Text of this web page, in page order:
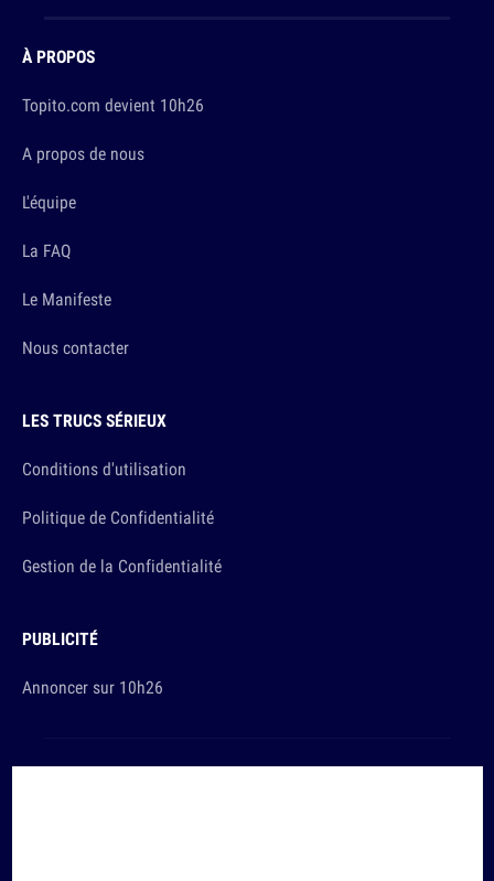
À PROPOS
Topito.com devient 10h26
A propos de nous
L'équipe
La FAQ
Le Manifeste
Nous contacter
LES TRUCS SÉRIEUX
Conditions d'utilisation
Politique de Confidentialité
Gestion de la Confidentialité
PUBLICITÉ
Annoncer sur 10h26